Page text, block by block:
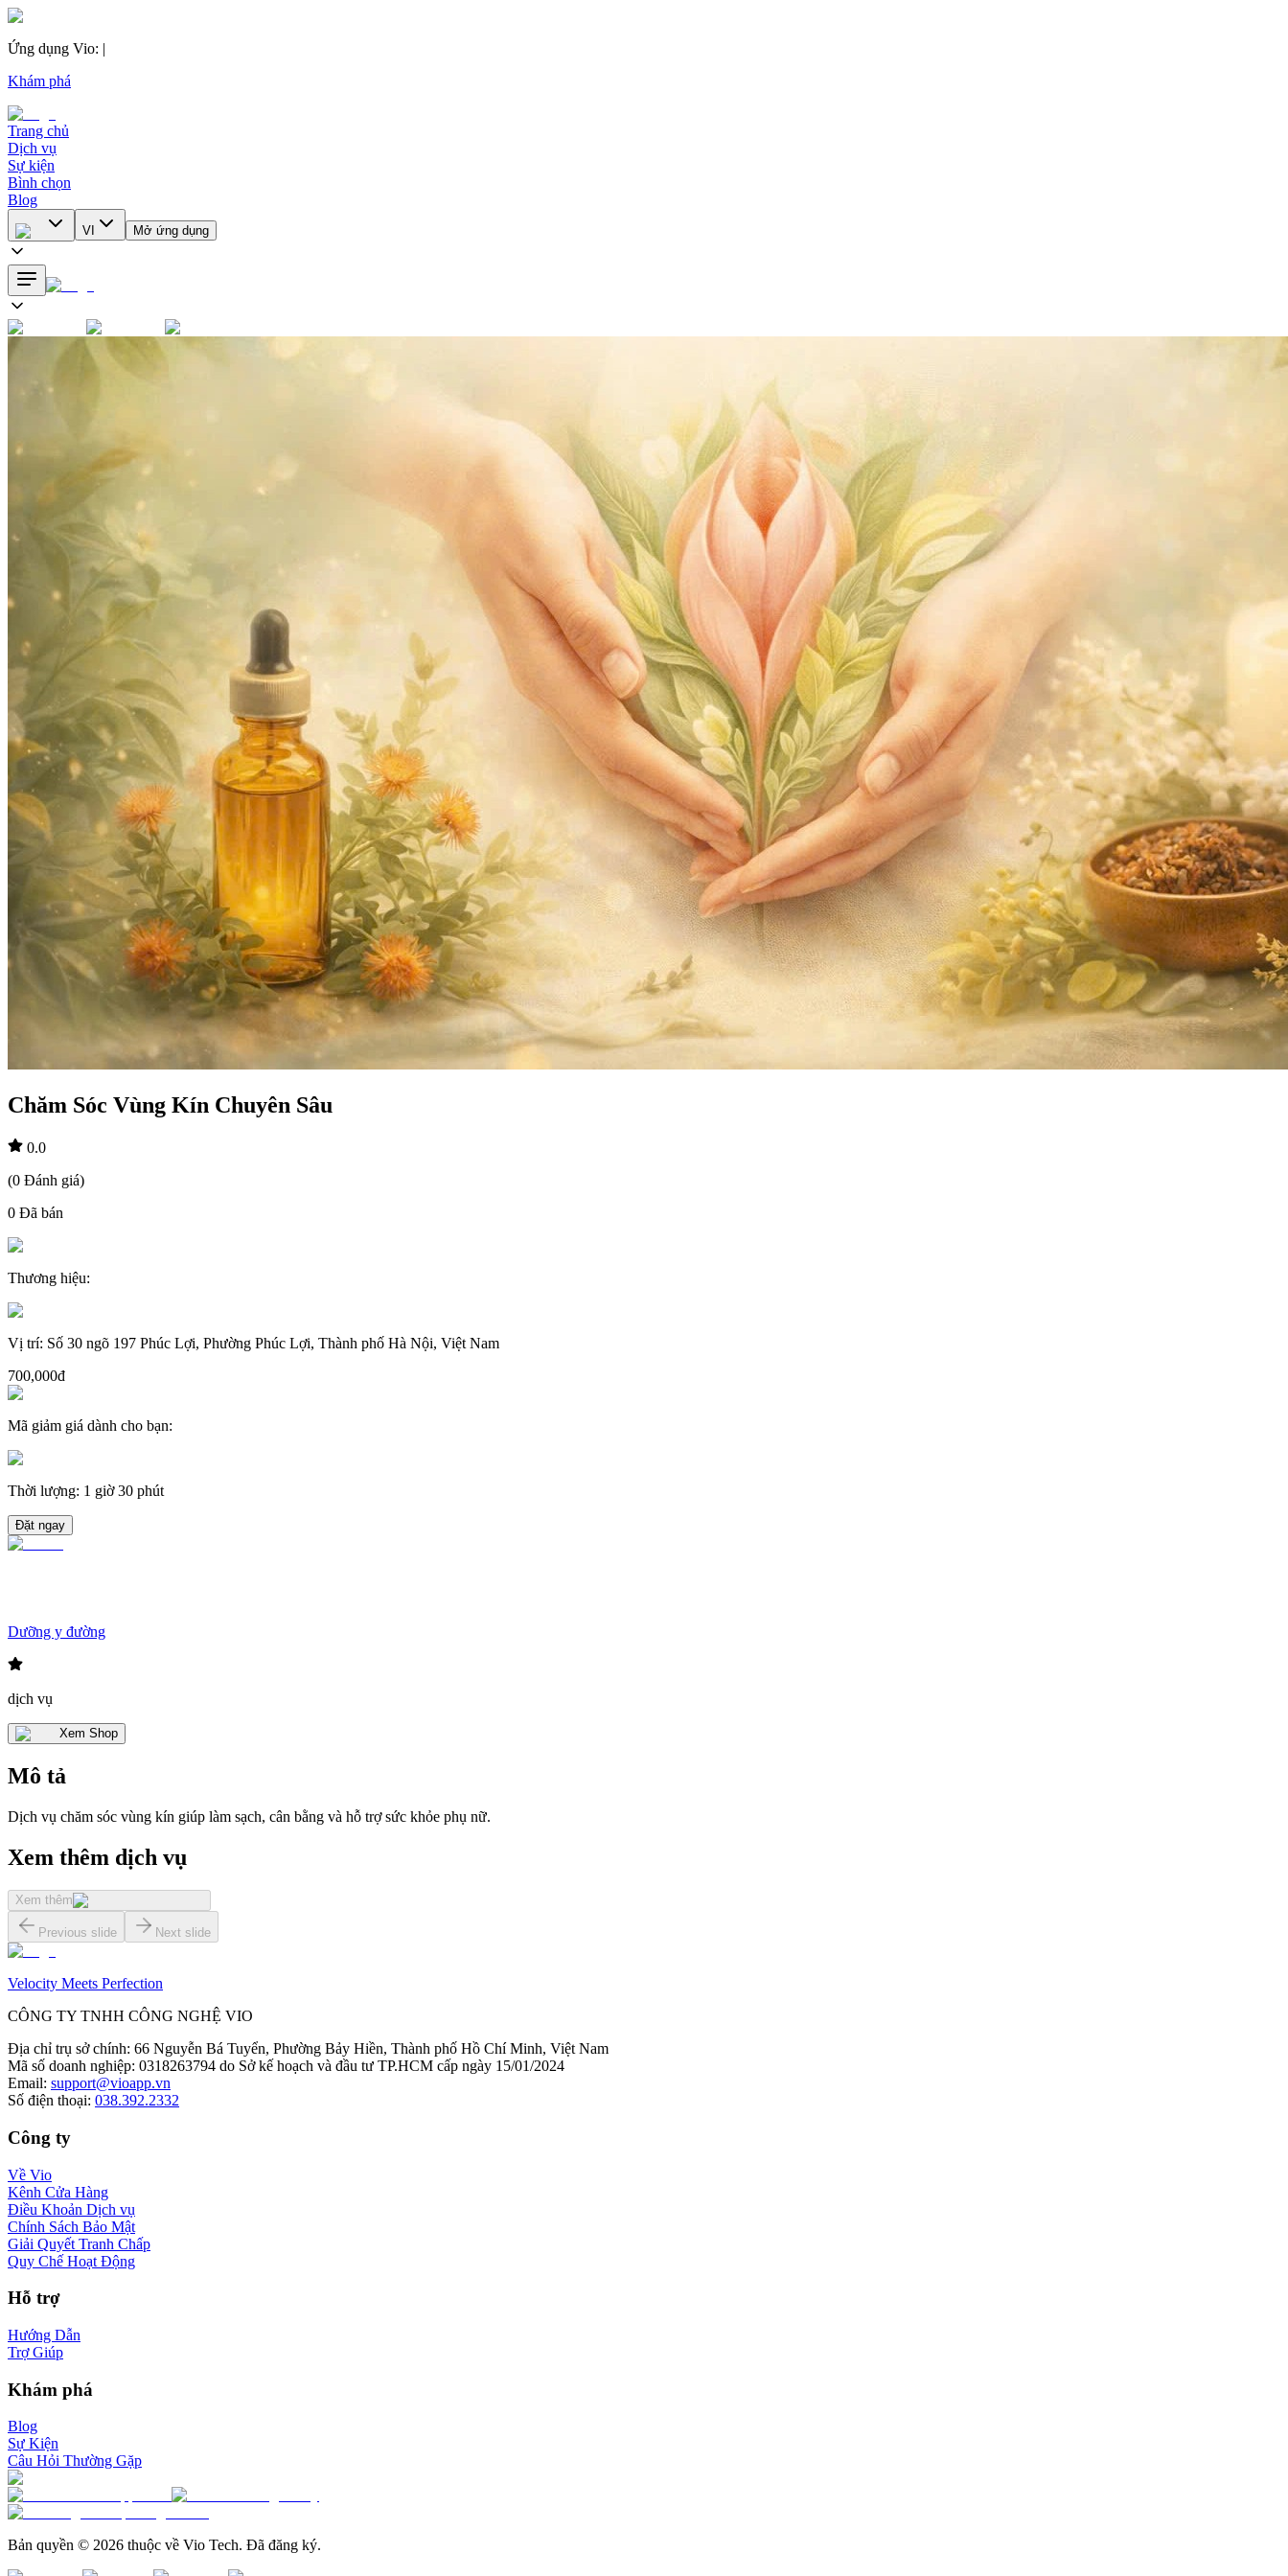
Ứng dụng Vio: |
Khám phá
Trang chủ
Dịch vụ
Sự kiện
Bình chọn
Blog
VI Mở ứng dụng
Chăm Sóc Vùng Kín Chuyên Sâu
0.0
(0 Đánh giá)
0 Đã bán
Thương hiệu:
Vị trí: Số 30 ngõ 197 Phúc Lợi, Phường Phúc Lợi, Thành phố Hà Nội, Việt Nam
700,000đ
Mã giảm giá dành cho bạn:
Thời lượng: 1 giờ 30 phút
Đặt ngay
Dưỡng y đường
dịch vụ
Xem Shop
Mô tả
Dịch vụ chăm sóc vùng kín giúp làm sạch, cân bằng và hỗ trợ sức khỏe phụ nữ.
Xem thêm dịch vụ
Xem thêm
Previous slide Next slide
Velocity Meets Perfection
CÔNG TY TNHH CÔNG NGHỆ VIO
Địa chỉ trụ sở chính: 66 Nguyễn Bá Tuyển, Phường Bảy Hiền, Thành phố Hồ Chí Minh, Việt Nam
Mã số doanh nghiệp: 0318263794 do Sở kế hoạch và đầu tư TP.HCM cấp ngày 15/01/2024
Email: support@vioapp.vn
Số điện thoại: 038.392.2332
Công ty
Về Vio
Kênh Cửa Hàng
Điều Khoản Dịch vụ
Chính Sách Bảo Mật
Giải Quyết Tranh Chấp
Quy Chế Hoạt Động
Hỗ trợ
Hướng Dẫn
Trợ Giúp
Khám phá
Blog
Sự Kiện
Câu Hỏi Thường Gặp
Bản quyền © 2026 thuộc về Vio Tech. Đã đăng ký.